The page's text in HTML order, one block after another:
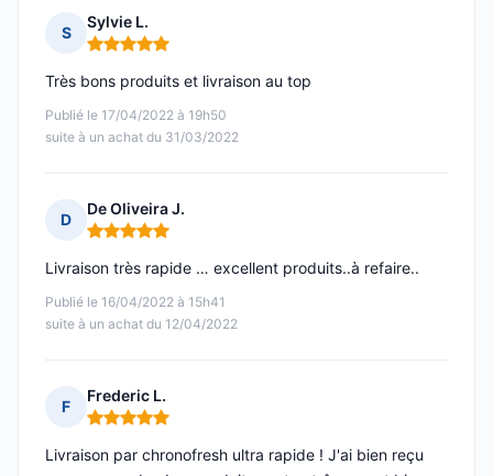
S
Sylvie L.
Note : 5 sur 5
Publié le 17/04/2022 à 19h50
suite à un achat du 31/03/2022
Très bons produits et livraison au top
D
De Oliveira J.
Note : 5 sur 5
Publié le 16/04/2022 à 15h41
suite à un achat du 12/04/2022
Livraison très rapide … excellent produits..à refaire..
F
Frederic L.
Note : 5 sur 5
Livraison par chronofresh ultra rapide ! J'ai bien reçu